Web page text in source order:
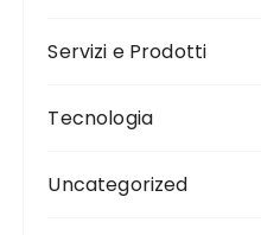
Servizi e Prodotti
Tecnologia
Uncategorized